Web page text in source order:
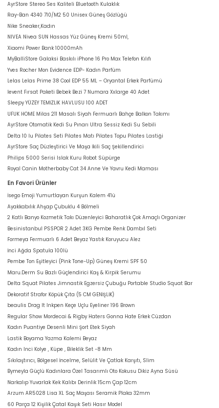
AyrStore Stereo Ses Kaliteli Bluetooth Kulaklık
Ray-Ban 4340 710/M2 50 Unisex Güneş Gözlüğü
Nike Sneaker,Kadın
NIVEA Nivea SUN Hassas Yüz Güneş Kremi 50ml,
Xiaomi Power Bank 10000mAh
MyBalliStore Galaksi Baskılı iPhone 16 Pro Max Telefon Kılıfı
Yves Rocher Mon Evidence EDP- Kadın Parfüm
Lelas Lelas Prime 38 Cool EDP 55 ML – Oryantal Erkek Parfümü
levent Fırsat Paketi Bebek Bezi 7 Numara Xxlarge 40 Adet
Sleepy YÜZEY TEMİZLİK HAVLUSU 100 ADET
UFUK HOME Milas 211 Masalı Siyah Fermuarlı Bahçe Balkon Takımı
AyrStore Otomatik Kedi Su Pınarı Ultra Sessiz Kedi Su Sebili
Delta 10 lu Pilates Seti Pilates Matı Pilates Topu Pilates Lastiği
AyrStore Saç Düzleştirici Ve Maşa İkili Saç Şekillendirici
Philips 5000 Serisi Islak Kuru Robot Süpürge
Royal Canin Motherbaby Cat 34 Anne Ve Yavru Kedi Maması
En Favori Ürünler
İsego Emoji Yumurtlayan Kurşun Kalem 4'lü
Ayakkabılık Ahşap Çubuklu 4 Bölmeli
2 Katlı Banyo Kozmetik Takı Düzenleyici Baharatlık Çok Amaçlı Organizer
Besinistanbul PSSPOR 2 Adet 3KG Pembe Renk Dambıl Seti
Formeya Fermuarlı 6 Adet Beyaz Yastık Koruyucu Alez
İnci Ağda Spatula 100lü
Pembe Ton Eşitleyici (Pink Tone-Up) Güneş Kremi SPF 50
Maru.Derm Su Bazlı Güçlendirici Kaş & Kirpik Serumu
Delta Squat Pilates Jimnastik Egzersiz Çubuğu Portable Studio Squat Bar
Dekoratif Strafor Köpük Çıta (5 CM GENİŞLİK)
beaulis Drag It Inkpen Keçe Uçlu Eyeliner 196 Brown
Regular Show Mordecai & Rigby Haters Gonna Hate Erkek Cüzdan
Kadın Puantiye Desenli Mini Şort Etek Siyah
Lastik Boyama Yazma Kalemi Beyaz
Kadın Inci Kolye , Küpe , Bileklik Set -8 Mm
Sıkılaştırıcı, Bölgesel İncelme, Selülit Ve Çatlak Karşıtı, Slim
Bymeyla Güçlü Kadınlara Özel Tasarımlı Oto Kokusu Dikiz Ayna Süsü
Narkalıp Yuvarlak Kek Kalıbı Derinlik 15cm Çap 12cm
Arzum AR5028 Lisa XL Saç Maşası Seramik Plaka 32mm
60 Parça 12 Kişilik Çatal Kaşık Seti Hasır Model